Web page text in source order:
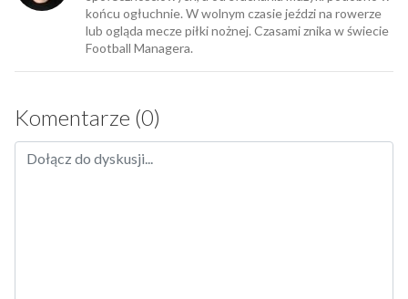
końcu ogłuchnie. W wolnym czasie jeździ na rowerze
lub ogląda mecze piłki nożnej. Czasami znika w świecie
Football Managera.
Komentarze (0)